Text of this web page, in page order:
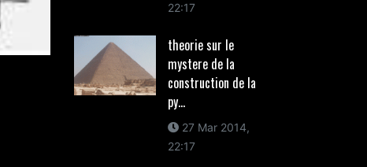
22:17
theorie sur le
mystere de la
construction de la
py...
27 Mar 2014,
22:17